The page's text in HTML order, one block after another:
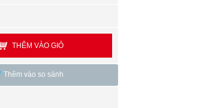
THÊM VÀO GIỎ
Thêm vào so sánh